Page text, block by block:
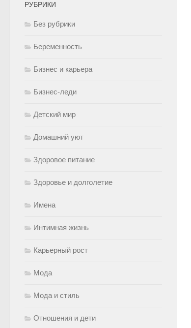
РУБРИКИ
Без рубрики
Беременность
Бизнес и карьера
Бизнес-леди
Детский мир
Домашний уют
Здоровое питание
Здоровье и долголетие
Имена
Интимная жизнь
Карьерный рост
Мода
Мода и стиль
Отношения и дети